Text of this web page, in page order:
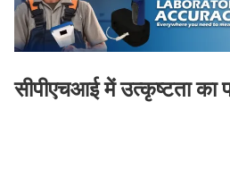
सीपीएचआई में उत्कृष्टता का